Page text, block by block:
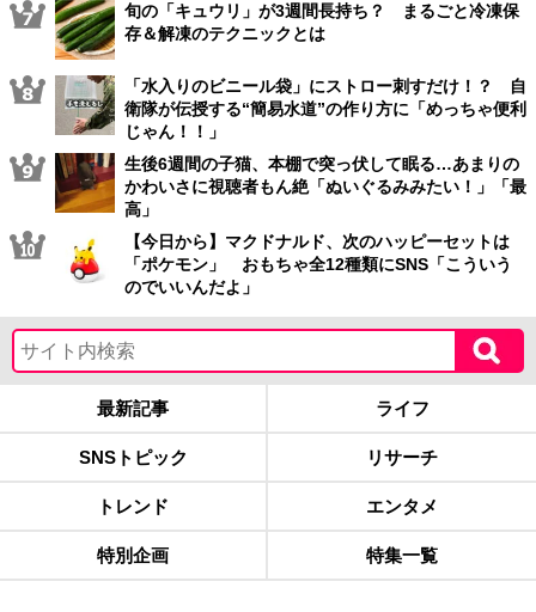
旬の「キュウリ」が3週間長持ち？ まるごと冷凍保
存＆解凍のテクニックとは
「水入りのビニール袋」にストロー刺すだけ！？ 自
衛隊が伝授する“簡易水道”の作り方に「めっちゃ便利
じゃん！！」
生後6週間の子猫、本棚で突っ伏して眠る…あまりの
かわいさに視聴者もん絶「ぬいぐるみみたい！」「最
高」
【今日から】マクドナルド、次のハッピーセットは
「ポケモン」 おもちゃ全12種類にSNS「こういう
のでいいんだよ」
最新記事 ライフ
SNSトピック リサーチ
トレンド エンタメ
特別企画 特集一覧